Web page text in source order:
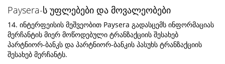
Paysera-ს უფლებები და მოვალეობები
14. ინტერფეისის მეშვეობით Paysera გადასცემს ინფორმაციას
მერჩანტის მიერ მოწოდებული ტრანზაქციის შესახებ
პარტნიორ-ბანკს და პარტნიორ-ბანკის პასუხს ტრანზაქციის
შესახებ მერჩანტს.